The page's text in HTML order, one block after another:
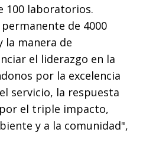
100 laboratorios.
de 4000
la manera de
el liderazgo en la
por la excelencia
servicio, la respuesta
el triple impacto,
y a la comunidad",